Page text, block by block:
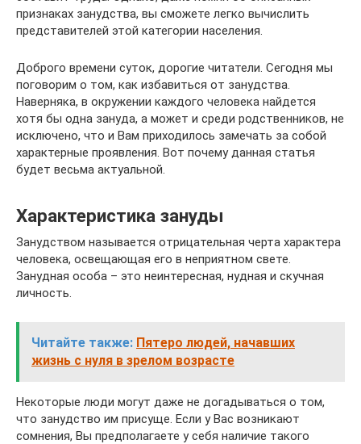
признаках занудства, вы сможете легко вычислить
представителей этой категории населения.
Доброго времени суток, дорогие читатели. Сегодня мы
поговорим о том, как избавиться от занудства.
Наверняка, в окружении каждого человека найдется
хотя бы одна зануда, а может и среди родственников, не
исключено, что и Вам приходилось замечать за собой
характерные проявления. Вот почему данная статья
будет весьма актуальной.
Характеристика зануды
Занудством называется отрицательная черта характера
человека, освещающая его в неприятном свете.
Занудная особа – это неинтересная, нудная и скучная
личность.
Читайте также: Пятеро людей, начавших
жизнь с нуля в зрелом возрасте
Некоторые люди могут даже не догадываться о том,
что занудство им присуще. Если у Вас возникают
сомнения, Вы предполагаете у себя наличие такого